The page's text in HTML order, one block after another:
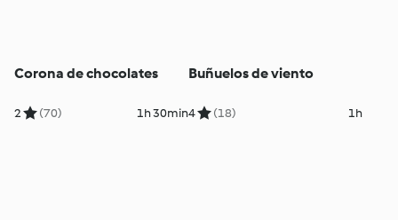
Corona de chocolates
2 (70) 1h 30min
Buñuelos de viento
4 (18) 1h